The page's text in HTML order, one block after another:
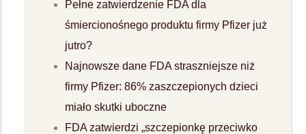
Pełne zatwierdzenie FDA dla
śmiercionośnego produktu firmy Pfizer już
jutro?
Najnowsze dane FDA straszniejsze niż
firmy Pfizer: 86% zaszczepionych dzieci
miało skutki uboczne
FDA zatwierdzi „szczepionkę przeciwko